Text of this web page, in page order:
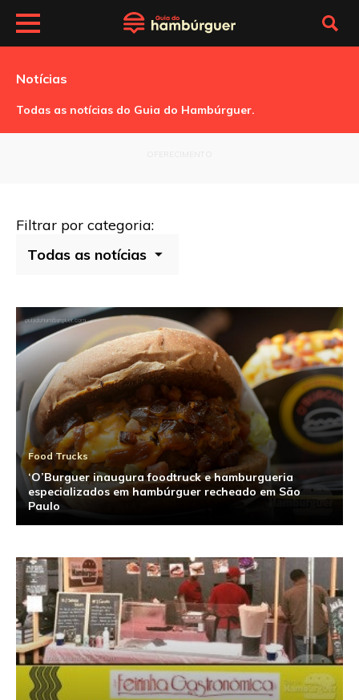
Notícias
Todas as notícias do Guia do Hambúrguer.
Filtrar por categoria:
Food Trucks
‘O’Burguer inaugura foodtruck e hamburgueria
especializados em hambúrguer recheado em São
Paulo